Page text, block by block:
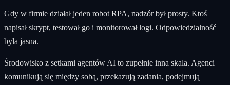
Gdy w firmie działał jeden robot RPA, nadzór był prosty. Ktoś
napisał skrypt, testował go i monitorował logi. Odpowiedzialność
była jasna.
Środowisko z setkami agentów AI to zupełnie inna skala. Agenci
komunikują się między sobą, przekazują zadania, podejmują